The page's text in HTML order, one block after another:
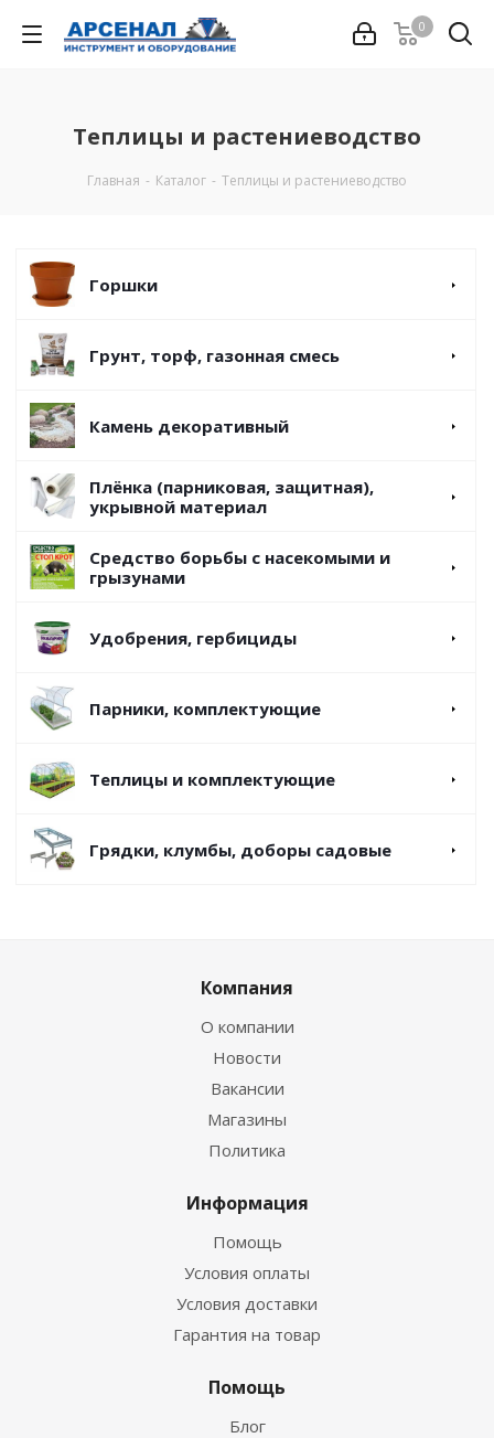
0
Теплицы и растениеводство
Главная - Каталог - Теплицы и растениеводство
Горшки
Грунт, торф, газонная смесь
Камень декоративный
Плёнка (парниковая, защитная),
укрывной материал
Средство борьбы с насекомыми и
грызунами
Удобрения, гербициды
Парники, комплектующие
Теплицы и комплектующие
Грядки, клумбы, доборы садовые
Компания
О компании
Новости
Вакансии
Магазины
Политика
Информация
Помощь
Условия оплаты
Условия доставки
Гарантия на товар
Помощь
Блог